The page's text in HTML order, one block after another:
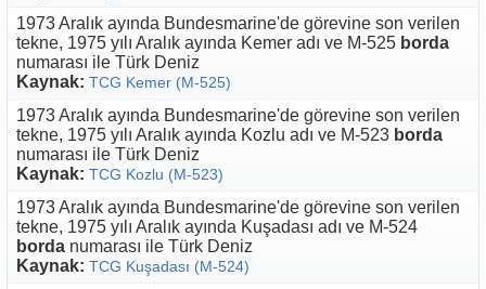
1973 Aralık ayında Bundesmarine'de görevine son verilen
tekne, 1975 yılı Aralık ayında Kemer adı ve M-525 borda
numarası ile Türk Deniz
Kaynak: TCG Kemer (M-525)
1973 Aralık ayında Bundesmarine'de görevine son verilen
tekne, 1975 yılı Aralık ayında Kozlu adı ve M-523 borda
numarası ile Türk Deniz
Kaynak: TCG Kozlu (M-523)
1973 Aralık ayında Bundesmarine'de görevine son verilen
tekne, 1975 yılı Aralık ayında Kuşadası adı ve M-524
borda numarası ile Türk Deniz
Kaynak: TCG Kuşadası (M-524)